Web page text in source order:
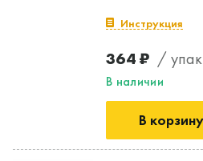
Инструкция
364 ₽ /
В наличии
В корзину